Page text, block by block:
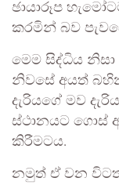
ඡායාරූප
කරමින් බව
මෙම සිද්ධිය
නිවසේ අයත්
දැරියගේ මව
ස්ථානයට ගොස්
කිරීමටය.
නමුත් ඒ වන